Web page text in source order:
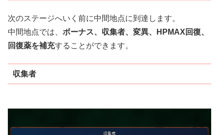
次のステージへいく前に中間地点に到達します。
中間地点では、 ボーナス、収集者、変異、HPMAX回復、
回復薬を補充することができます。
収集者